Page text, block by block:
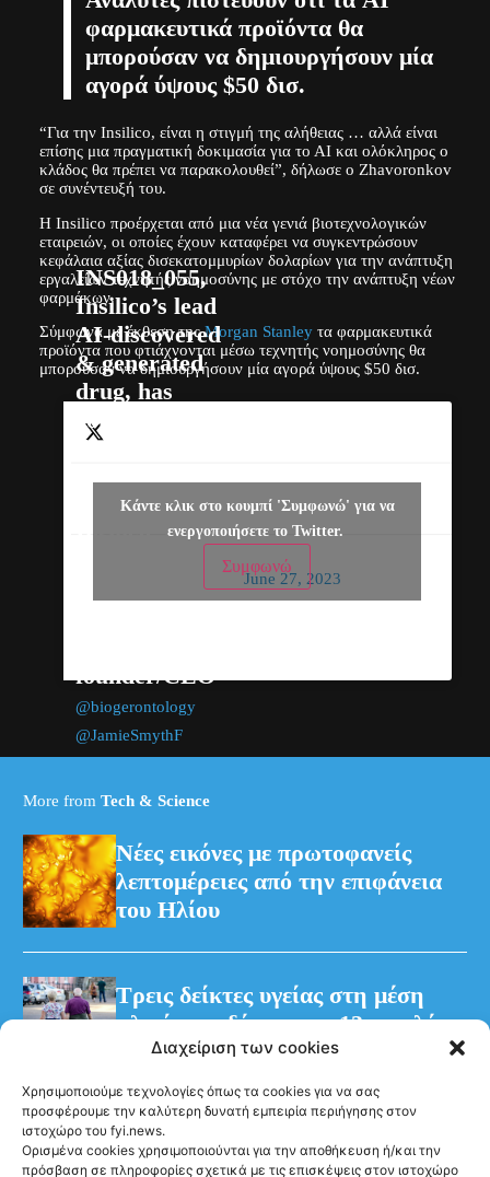
Διαχείριση των cookies
Χρησιμοποιούμε τεχνολογίες όπως τα cookies για να σας
προσφέρουμε την καλύτερη δυνατή εμπειρία περιήγησης στον
ιστοχώρο του fyi.news.
Ορισμένα cookies χρησιμοποιούνται για την αποθήκευση ή/και την
πρόσβαση σε πληροφορίες σχετικά με τις επισκέψεις στον ιστοχώρο
φαρμακευτικά προϊόντα θα
μπορούσαν να δημιουργήσουν μία
αγορά ύψους $50 δισ.
“Για την Insilico, είναι η στιγμή της αλήθειας … αλλά είναι
επίσης μια πραγματική δοκιμασία για το ΑΙ και ολόκληρος ο
κλάδος θα πρέπει να παρακολουθεί”, δήλωσε ο Zhavoronkov
σε συνέντευξή του.
Η Insilico προέρχεται από μια νέα γενιά βιοτεχνολογικών
εταιρειών, οι οποίες έχουν καταφέρει να συγκεντρώσουν
κεφάλαια αξίας δισεκατομμυρίων δολαρίων για την ανάπτυξη
εργαλείων τεχνητής νοημοσύνης με στόχο την ανάπτυξη νέων
φαρμάκων.
Σύμφωνα με έκθεση τηςMorgan Stanleyτα φαρμακευτικά
προϊόντα που φτιάχνονται μέσω τεχνητής νοημοσύνης θα
μπορούσαν να δημιουργήσουν μία αγορά ύψους $50 δισ.
INS018_055,
Insilico’s lead
AI-discovered
& generated
drug, has
completed 1st
dose in patients
in Phase II
trials. “For
Insilico, it is the
moment of truth
- but it is also a
founder/CEO
@biogerontology
@JamieSmythF
@FinancialTimes
https://t.co/pfwFsUWJ14
— Insilico
Medicine
(@InSilicoMeds)
June 27, 2023
Κάντε κλικ στο κουμπί 'Συμφωνώ' για να
ενεργοποιήσετε το Twitter.
Συμφωνώ
More from Tech & Science
Νέες εικόνες με πρωτοφανείς
λεπτομέρειες από την επιφάνεια
του Ηλίου
Τρεις δείκτες υγείας στη μέση
ηλικία συνδέονται με 13 επιπλέον
χρόνια χωρίς άνοια